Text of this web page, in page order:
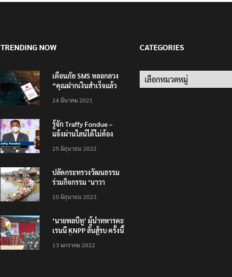
TRENDING NOW
เตือนภัย SMS หลอกลวง
“คุณฝากเงินสำเร็จแล้ว
200,000 บาท”
24 มีนาคม 2021
รู้จัก Traffy Fondue –
แจ้งผ่านไลน์ได้ไม่ต้อง
ทั่วไทย ไม่ใช่แค่ในกรุง
25 มิถุนายน 2022
ปลัดกระทรวงวัฒนธรรม
ร่วมกิจกรรม ‘นาวา
ตักบาตรทางน้ำ
10 มิถุนายน 2023
‘นายพลบีทู’ ผู้นำทหารคะ
เรนนี KNPP ลั่นสู้รบ ครั้งนี้
ประชาชนต้องชนะ
13 มกราคม 2022
CATEGORIES
Categories